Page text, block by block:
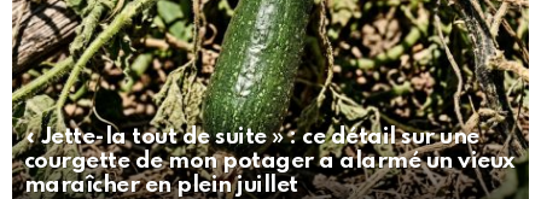
« Jette-la tout de suite » : ce détail sur une
courgette de mon potager a alarmé un vieux
maraîcher en plein juillet